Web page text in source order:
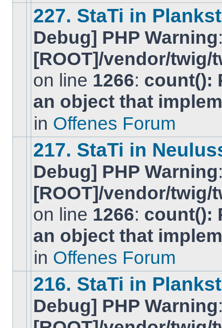
Thema.
gibt
keine
neuen
BeitrÃ¤ge
Thema.
227. StaTi in
Debug] PHP Warning
[ROOT]/vendor/
on line 1266: count():
an object that
in Offenes Forum
gibt
keine
neuen
BeitrÃ¤ge
Thema.
217. StaTi in
Debug] PHP Warning
[ROOT]/vendor/
on line 1266: count():
an object that
in Offenes Forum
216. StaTi in
Debug] PHP Warning